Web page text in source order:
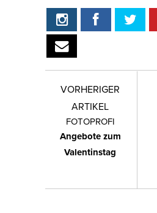
VORHERIGER
ARTIKEL
FOTOPROFI
Angebote zum
Valentinstag